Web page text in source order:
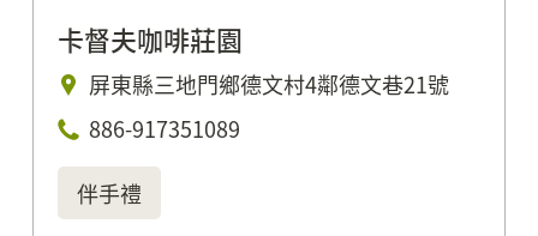
卡督夫咖啡莊園
屏東縣三地門鄉德文村4鄰德文巷21號
886-917351089
伴手禮